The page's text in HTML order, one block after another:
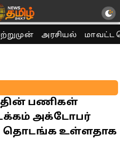
அரசியல் மாவட்ட
பணிகள்
அக்டோபர்
தொடங்க உள்ளதாக